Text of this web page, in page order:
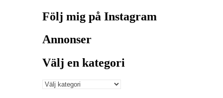
Följ mig på Instagram
Annonser
Välj en kategori
Välj